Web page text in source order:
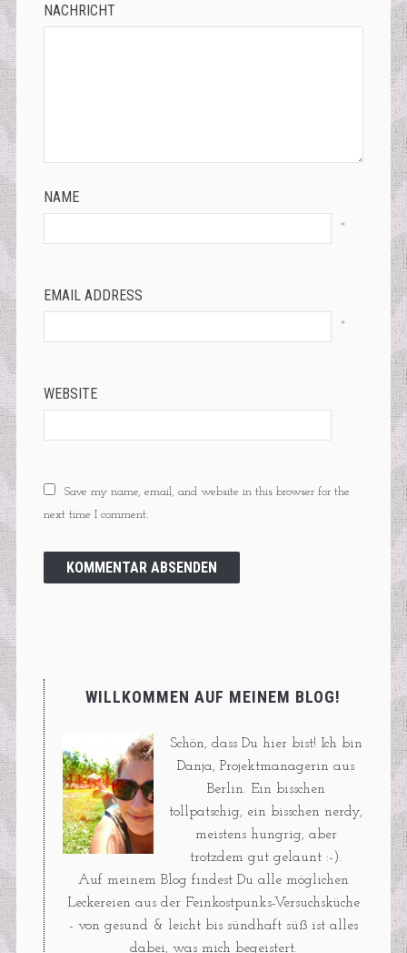
NACHRICHT
NAME
*
EMAIL ADDRESS
*
WEBSITE
Save my name, email, and website in this browser for the
next time I comment.
WILLKOMMEN AUF MEINEM BLOG!
Schön, dass Du hier bist! Ich bin
Danja, Projektmanagerin aus
Berlin. Ein bisschen
tollpatschig, ein bisschen nerdy,
meistens hungrig, aber
trotzdem gut gelaunt :-).
Auf meinem Blog findest Du alle möglichen
Leckereien aus der Feinkostpunks-Versuchsküche
- von gesund & leicht bis sündhaft süß ist alles
dabei, was mich begeistert.